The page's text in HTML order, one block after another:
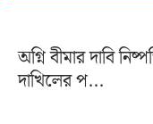
অগ্নি বীমার দাবি
দাখিলের প...